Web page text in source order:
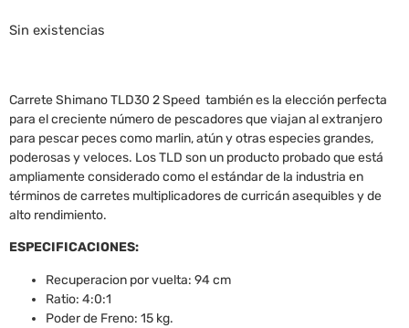
Sin existencias
Carrete Shimano TLD30 2 Speed también es la elección perfecta
para el creciente número de pescadores que viajan al extranjero
para pescar peces como marlin, atún y otras especies grandes,
poderosas y veloces. Los TLD son un producto probado que está
ampliamente considerado como el estándar de la industria en
términos de carretes multiplicadores de curricán asequibles y de
alto rendimiento.
ESPECIFICACIONES:
Recuperacion por vuelta: 94 cm
Ratio: 4:0:1
Poder de Freno: 15 kg.